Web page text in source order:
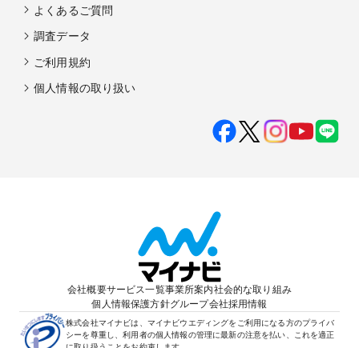
よくあるご質問
調査データ
ご利用規約
個人情報の取り扱い
会社概要サービス一覧事業所案内社会的な取り組み
個人情報保護方針グループ会社採用情報
株式会社マイナビは、マイナビウエディングをご利用になる方のプライバ
シーを尊重し、利用者の個人情報の管理に最新の注意を払い、これを適正